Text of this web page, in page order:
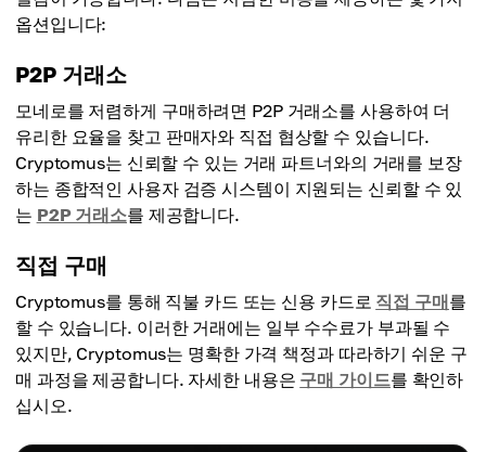
옵션입니다:
P2P 거래소
모네로를 저렴하게 구매하려면 P2P 거래소를 사용하여 더
유리한 요율을 찾고 판매자와 직접 협상할 수 있습니다.
Cryptomus는 신뢰할 수 있는 거래 파트너와의 거래를 보장
하는 종합적인 사용자 검증 시스템이 지원되는 신뢰할 수 있
는 P2P 거래소를 제공합니다.
직접 구매
Cryptomus를 통해 직불 카드 또는 신용 카드로 직접 구매를
할 수 있습니다. 이러한 거래에는 일부 수수료가 부과될 수
있지만, Cryptomus는 명확한 가격 책정과 따라하기 쉬운 구
매 과정을 제공합니다. 자세한 내용은 구매 가이드를 확인하
십시오.